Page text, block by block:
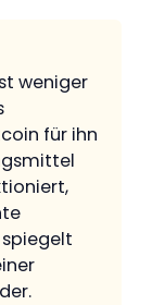
weniger
für ihn